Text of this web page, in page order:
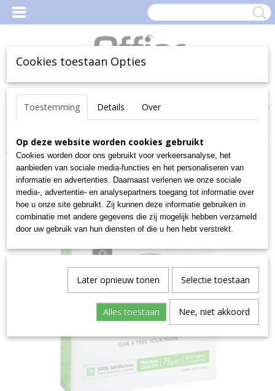
Inloggen Registreren
Uw Winkelwagen
(0)
Home >Kantoorartikelen>Papier>Universeel papier
Navigator
wit kopieerpapier Eco-Logical A3 * topper *
Cookies toestaan Opties
Toestemming Details Over
Op deze website worden cookies gebruikt
Cookies worden door ons gebruikt voor verkeersanalyse, het
aanbieden van sociale media-functies en het personaliseren van
informatie en advertenties. Daarnaast verlenen we onze sociale
media-, advertentie- en analysepartners toegang tot informatie over
hoe u onze site gebruikt. Zij kunnen deze informatie gebruiken in
combinatie met andere gegevens die zij mogelijk hebben verzameld
door uw gebruik van hun diensten of die u hen hebt verstrekt.
Later opnieuw tonen Selectie toestaan
Alles toestaan Nee, niet akkoord